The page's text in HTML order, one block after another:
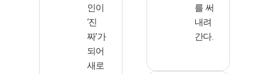
인이
‘진
짜’가
되어
새로
를 써
내려
간다.